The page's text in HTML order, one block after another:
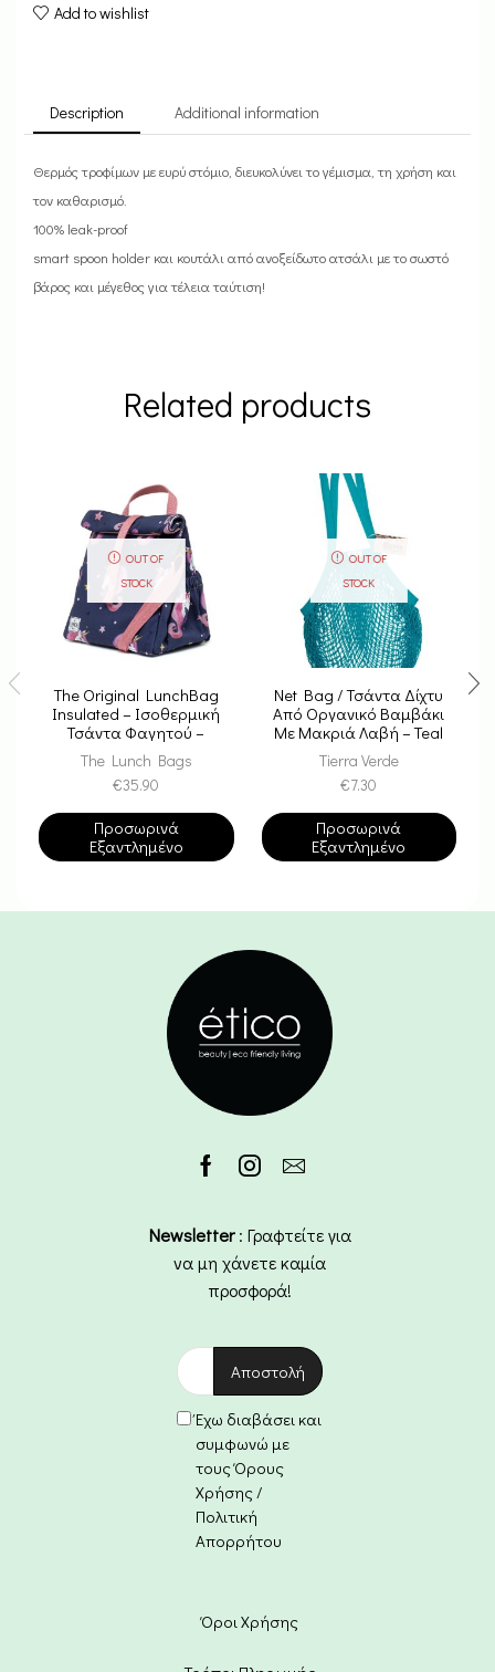
Add to wishlist
Description Additional information
Θερμός τροφίμων με ευρύ στόμιο, διευκολύνει το γέμισμα, τη χρήση και
τον καθαρισμό.
100% leak-proof
smart spoon holder και κουτάλι από ανοξείδωτο ατσάλι με το σωστό
βάρος και μέγεθος για τέλεια ταύτιση!
Related products
OUT OF
STOCK
The Original LunchBag
Insulated – Ισοθερμική
Τσάντα Φαγητού –
Unicorn
The Lunch Bags
€35.90
Προσωρινά
Εξαντλημένο
OUT OF
STOCK
Net Bag / Τσάντα Δίχτυ
Από Οργανικό Βαμβάκι
Με Μακριά Λαβή – Teal
Tierra Verde
€7.30
Προσωρινά
Εξαντλημένο
Newsletter: Γραφτείτε για
να μη χάνετε καμία
προσφορά!
Έχω διαβάσει και
συμφωνώ με
τους Όρους
Χρήσης /
Πολιτική
Απορρήτου
Όροι Χρήσης